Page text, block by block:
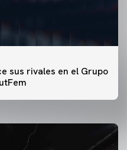
sus rivales en el Grupo
CF 7/8/2026